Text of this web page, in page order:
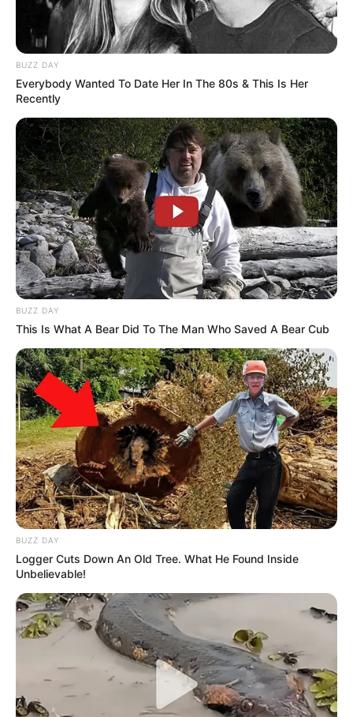
TAGS
ΕΥΒΟΙΑ
ΠΛΑΣΜΑ
BUZZ DAY
Everybody Wanted To Date Her In The 80s & This Is Her
Recently
BUZZ DAY
This Is What A Bear Did To The Man Who Saved A Bear Cub
BUZZ DAY
Logger Cuts Down An Old Tree. What He Found Inside
Unbelievable!